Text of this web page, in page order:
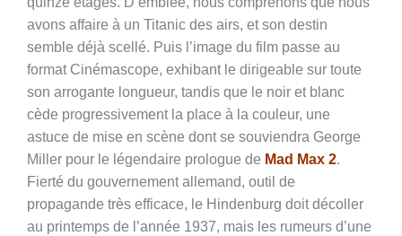
avons affaire à un Titanic des airs, et son destin
semble déjà scellé. Puis l’image du film passe au
format Cinémascope, exhibant le dirigeable sur toute
son arrogante longueur, tandis que le noir et blanc
cède progressivement la place à la couleur, une
astuce de mise en scène dont se souviendra George
Miller pour le légendaire prologue de Mad Max 2.
Fierté du gouvernement allemand, outil de
propagande très efficace, le Hindenburg doit décoller
au printemps de l’année 1937, mais les rumeurs d’une